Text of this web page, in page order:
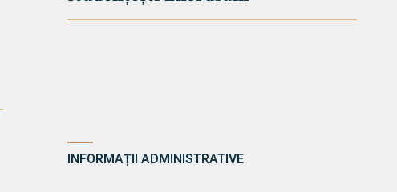
INFORMAȚII ADMINISTRATIVE